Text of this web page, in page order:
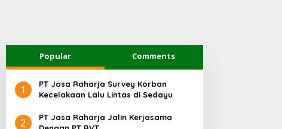
Popular Comments
1
PT Jasa Raharja Survey Korban
Kecelakaan Lalu Lintas di Sedayu
2
PT Jasa Raharja Jalin Kerjasama